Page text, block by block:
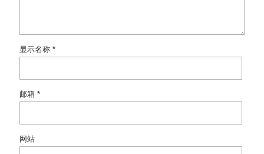
显示名称 *
邮箱 *
网站